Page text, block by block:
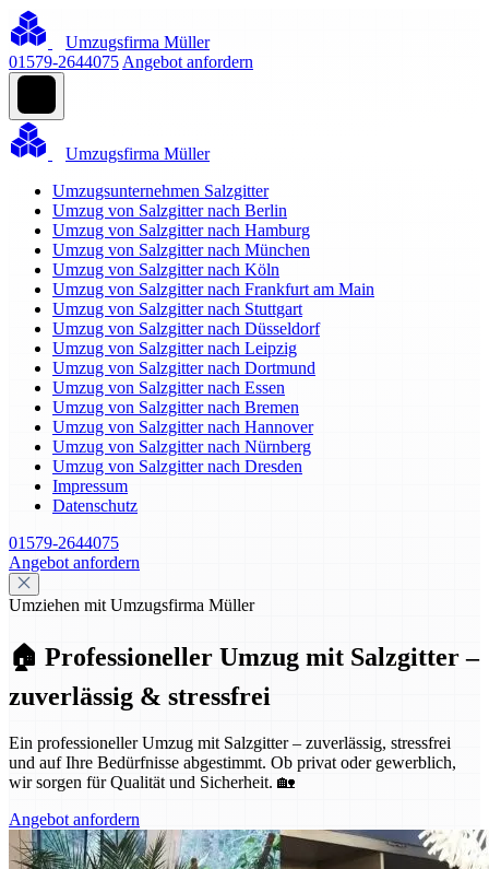
Umzugsfirma Müller
01579-2644075 Angebot anfordern
Umzugsfirma Müller
Umzugsunternehmen Salzgitter
Umzug von Salzgitter nach Berlin
Umzug von Salzgitter nach Hamburg
Umzug von Salzgitter nach München
Umzug von Salzgitter nach Köln
Umzug von Salzgitter nach Frankfurt am Main
Umzug von Salzgitter nach Stuttgart
Umzug von Salzgitter nach Düsseldorf
Umzug von Salzgitter nach Leipzig
Umzug von Salzgitter nach Dortmund
Umzug von Salzgitter nach Essen
Umzug von Salzgitter nach Bremen
Umzug von Salzgitter nach Hannover
Umzug von Salzgitter nach Nürnberg
Umzug von Salzgitter nach Dresden
Impressum
Datenschutz
01579-2644075
Angebot anfordern
Umziehen mit Umzugsfirma Müller
🏠 Professioneller Umzug mit Salzgitter –
zuverlässig & stressfrei
Ein professioneller Umzug mit Salzgitter – zuverlässig, stressfrei
und auf Ihre Bedürfnisse abgestimmt. Ob privat oder gewerblich,
wir sorgen für Qualität und Sicherheit. 🏡
Angebot anfordern